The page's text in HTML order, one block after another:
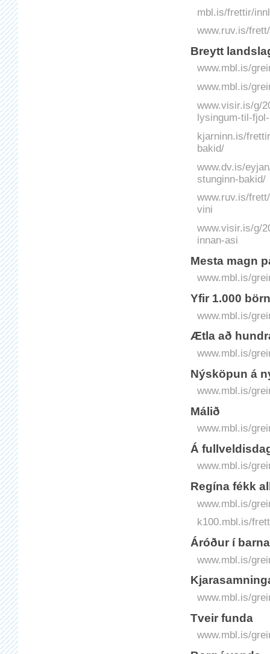
mbl.is/frettir/
www.ruv.is/
Breytt
www.mbl.is/
www.mbl.is/
www.visir.is/g/
lysingum-til-
kjarninn.is/
bakid/
www.dv.is/
stunginn-bakid/
www.ruv.is/
vini
www.visir.is/g/
innan-asi
Mesta magn
www.mbl.is/
Yfir 1.000
www.mbl.is/
Ætla að
www.mbl.is/
Nýsköpun á
www.mbl.is/
Málið
www.mbl.is/
Á
www.mbl.is/
Regína fékk
www.mbl.is/
k100.mbl.is/
Áróður í
www.mbl.is/
www.mbl.is/
Tveir funda
www.mbl.is/